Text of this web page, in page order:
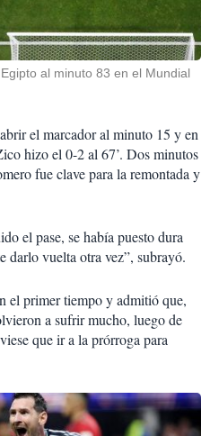
al minuto 83 en el Mundial
el marcador al minuto 15 y en
hizo el 0-2 al 67’. Dos minutos
fue clave para la remontada y
el pase, se había puesto dura
darlo vuelta otra vez”, subrayó.
el primer tiempo y admitió que,
a sufrir mucho, luego de
que ir a la prórroga para